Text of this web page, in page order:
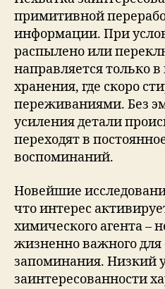
примитивной
информации. При
распылено или
направляется только
хранения, где скоро
переживаниями. Без
усиления детали
переходят в
воспоминаний.
Новейшие
что интерес
химического агента –
жизненно важного
запоминания. Низкий
заинтересованности